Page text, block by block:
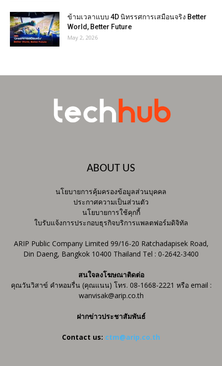
ข้ามเวลาแบบ 4D นิทรรศการเสมือนจริง Better
World, Better Future
May 2, 2026
ABOUT US
นโยบายการคุ้มครองข้อมูลส่วนบุคคล
ประกาศความเป็นส่วนตัว
นโยบายการใช้คุกกี้
ใบรับแจ้งการประกอบธุรกิจบริการแพลตฟอร์มดิจิทัล
ARIP Public Company Limited 99/16-20 Ratchadapisek Road,
Din Daeng, Bangkok 10400 Thailand Tel : 0-2642-3400
สนใจลงโฆษณาติดต่อ
คุณวันวิสาข์ คำหอมรื่น (คุณแนน) โทร. 08-1668-2221 หรือ email :
wanvisak@arip.co.th
ฝากข่าวประชาสัมพันธ์
Contact us: ctm@arip.co.th